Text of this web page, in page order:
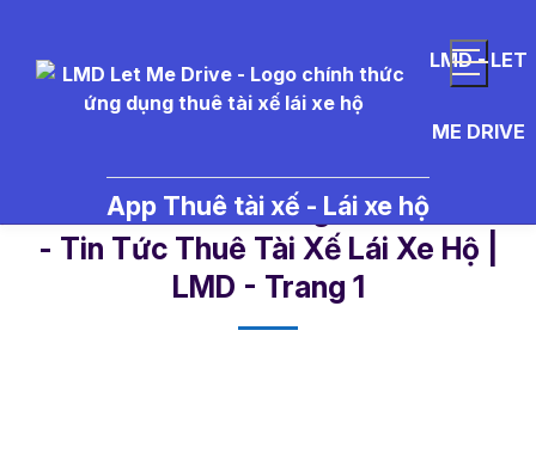
LMD - LET
ME DRIVE
App Thuê tài xế - Lái xe hộ
- Tin Tức Thuê Tài Xế Lái Xe Hộ |
LMD - Trang 1​